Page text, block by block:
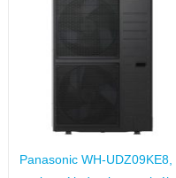
Panasonic WH-UDZ09KE8,